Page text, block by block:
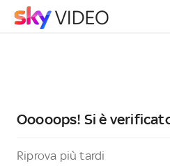
Ooooops! Si è
Riprova più tardi